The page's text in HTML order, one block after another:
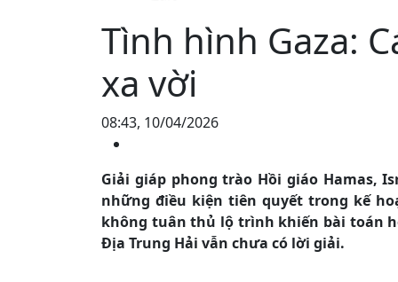
Tình hình Gaza:
xa vời
08:43, 10/04/2026
Giải giáp phong trào Hồi giáo Hamas,
những điều kiện tiên quyết trong kế
không tuân thủ lộ trình khiến bài toán
Địa Trung Hải vẫn chưa có lời giải.